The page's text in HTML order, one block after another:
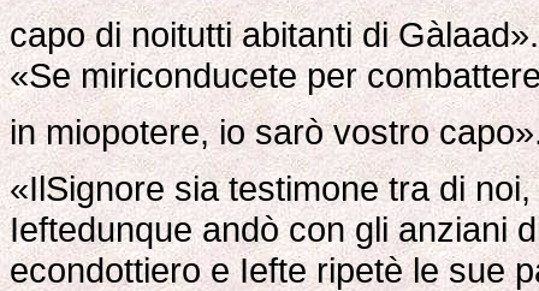
capo di noitutti abitanti di
«Se miriconducete per
in miopotere, io sarò vostro
«IlSignore sia testimone tra di
Ieftedunque andò con gli anziani
econdottiero e Iefte ripetè le sue